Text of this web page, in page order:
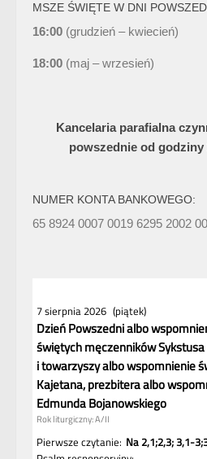
MSZE ŚWIĘTE W DNI
16:00 (grudzień – kwiecień)
18:00 (maj – wrzesień)
Kancelaria parafialna
powszednie od godziny
NUMER KONTA BANKOWEGO:
65 8924 0007 0019 6295 2002